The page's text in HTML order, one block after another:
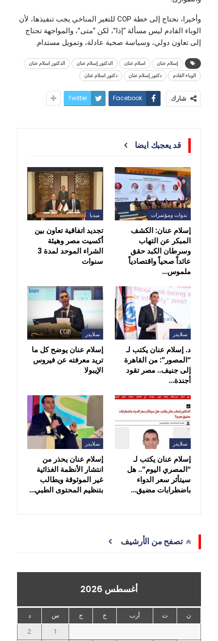
وأخيرا، نحتاج إلى خطة COP للتغير المناخي يجب تنفيذها، لأن
الوباء القادم ليس مسألة “إذا”، لكن “متى”، والمواجهة تحتاج
إلى تعاون دولي، وسياسة صحية عادلة، وتمويل مستدام.
إسلام عنان اسلام عنان الدكتور إسلام عنان
الدكتور اسلام عنان
الوباء القادم
دكتور إسلام عنان دكتور اسلام عنان
شارك Facebook
Twitter
قد يعجبك ايضا
ندوات ومؤتمرات
إسلام عنان: الكشف
المبكر عن التهاب
وسرطان الكبد حقق
عائداً صحياً واقتصادياً
ملموس…
ميديا
تجديد اتفاقية تعاون بين
أكسيت مصر وهيئة
الشراء الموحد لمدة 3
سنوات
سلايدر
د. إسلام عنان يكتب لـ
“المصور”: من القاهرة
إلى جنيف.. مصر تقود
أجندة…
سلايدر
إسلام عنان يوضح كل ما
تريد معرفته عن فيروس
الإيبولا
سلايدر
إسلام عنان يكتب لـ
“المصري اليوم”.. هل
سيتأثر سعر الدواء
باضطرابات مضيق…
سلايدر
إسلام عنان يحذر من
انتشار الأنظمة الغذائية
غير الموثوقة ويطالب
بتنظيم المحتوى الطبي…
تصفح من الأرشيف
أغسطس 2026
ن ث أرب خ ج س د
1
2